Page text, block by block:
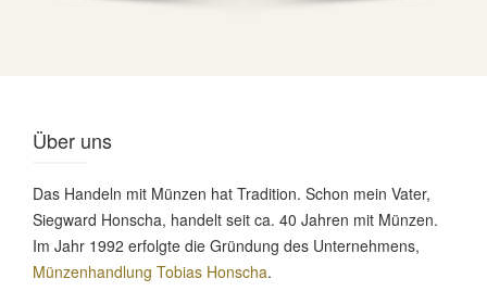
Über uns
Das Handeln mit Münzen hat Tradition. Schon mein Vater,
Siegward Honscha, handelt seit ca. 40 Jahren mit Münzen.
Im Jahr 1992 erfolgte die Gründung des Unternehmens,
Münzenhandlung Tobias Honscha.